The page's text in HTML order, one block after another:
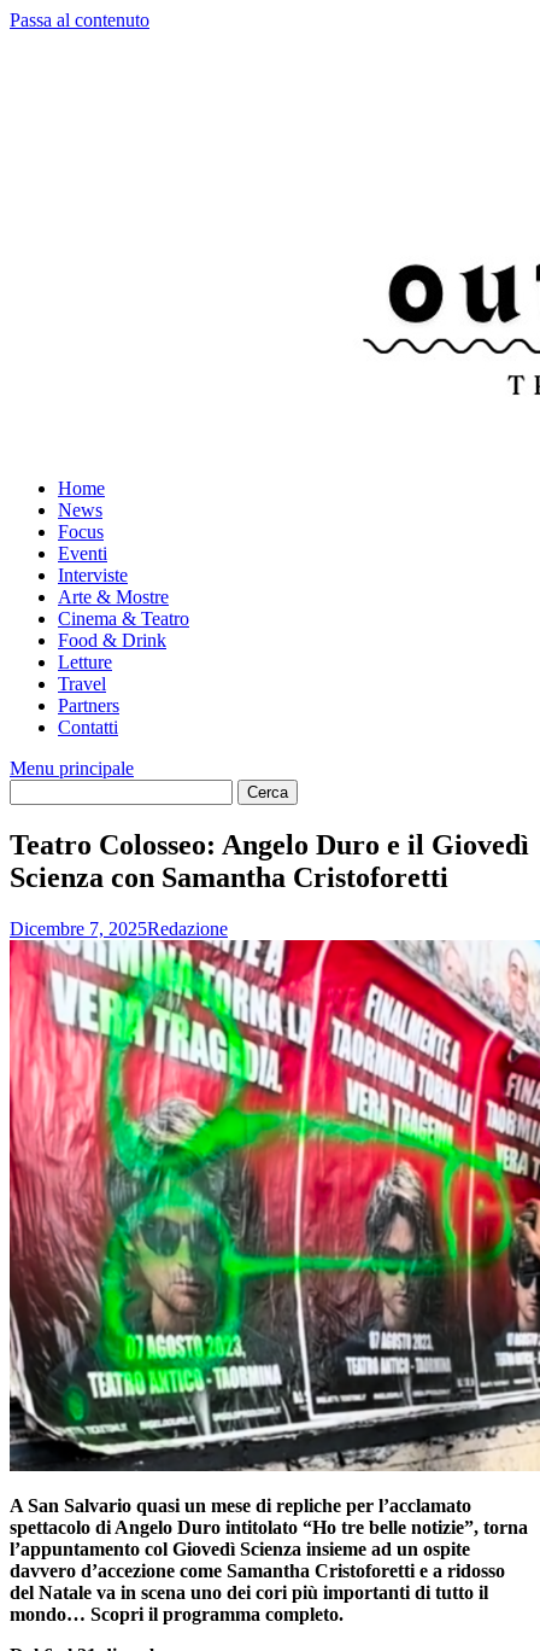
Passa al contenuto
Home
News
Focus
Eventi
Interviste
Arte & Mostre
Cinema & Teatro
Food & Drink
Letture
Travel
Partners
Contatti
Menu principale
Teatro Colosseo: Angelo Duro e il Giovedì
Scienza con Samantha Cristoforetti
Dicembre 7, 2025Redazione
A San Salvario quasi un mese di repliche per l’acclamato
spettacolo di Angelo Duro intitolato “Ho tre belle notizie”, torna
l’appuntamento col Giovedì Scienza insieme ad un ospite
davvero d’accezione come Samantha Cristoforetti e a ridosso
del Natale va in scena uno dei cori più importanti di tutto il
mondo… Scopri il programma completo.